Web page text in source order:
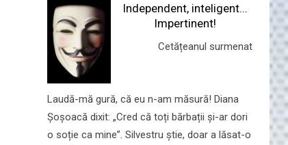
Independent, inteligent...
Impertinent!
Cetățeanul surmenat
Laudă-mă gură, că eu n-am măsură! Diana
Șoșoacă dixit: „Cred că toți bărbații și-ar dori
o soție ca mine”. Silvestru știe, doar a lăsat-o